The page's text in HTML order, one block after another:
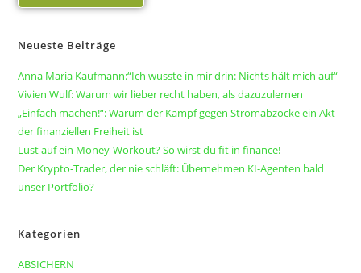
Neueste Beiträge
Anna Maria Kaufmann:“Ich wusste in mir drin: Nichts hält mich auf“
Vivien Wulf: Warum wir lieber recht haben, als dazuzulernen
„Einfach machen!“: Warum der Kampf gegen Stromabzocke ein Akt
der finanziellen Freiheit ist
Lust auf ein Money-Workout? So wirst du fit in finance!
Der Krypto-Trader, der nie schläft: Übernehmen KI-Agenten bald
unser Portfolio?
Kategorien
ABSICHERN